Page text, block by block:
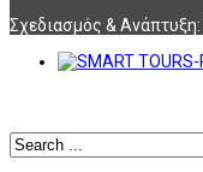
Σχεδιασμός & Ανάπτυξη: